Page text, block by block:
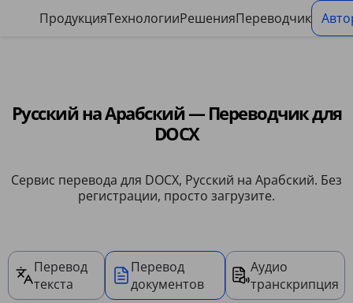
ПродукцияТехнологииРешенияПереводчик
Русский на Арабский — Переводчик для
DOCX
Сервис перевода для DOCX, Русский на Арабский. Без
регистрации, просто загрузите.
Перевод
текста
Перевод
документов
Аудио
транскрипция